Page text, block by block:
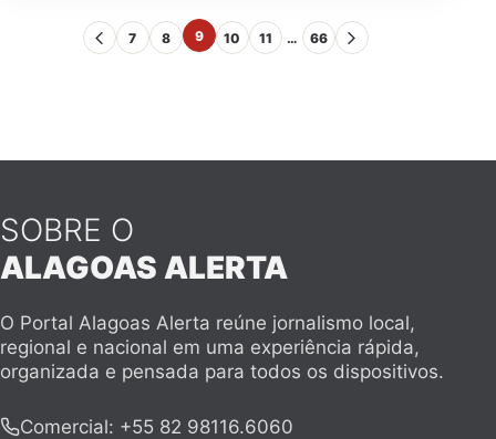
7 8 9 10 11 … 66
SOBRE O
ALAGOAS ALERTA
O Portal Alagoas Alerta reúne jornalismo local,
regional e nacional em uma experiência rápida,
organizada e pensada para todos os dispositivos.
Comercial: +55 82 98116.6060